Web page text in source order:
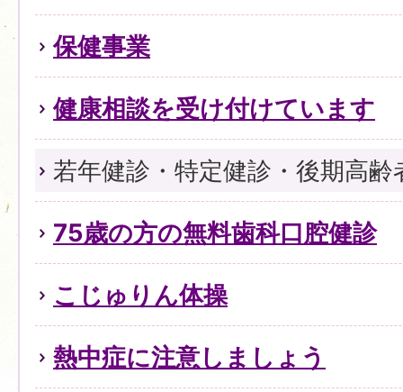
保健事業
健康相談を受け付けています
若年健診・特定健診・後期高齢
75歳の方の無料歯科口腔健診
こじゅりん体操
熱中症に注意しましょう